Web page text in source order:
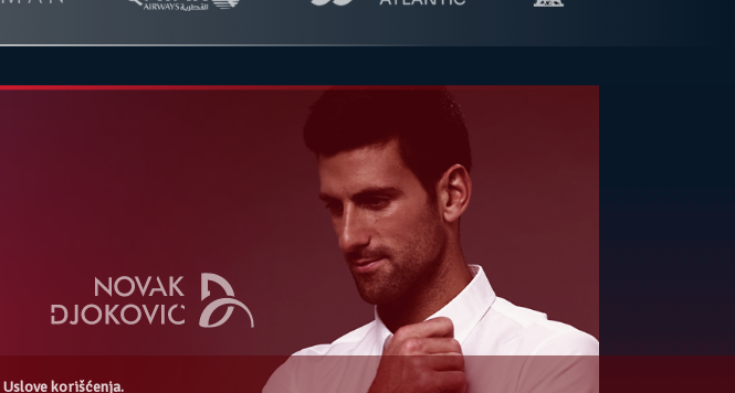
Uslove korišćenja.